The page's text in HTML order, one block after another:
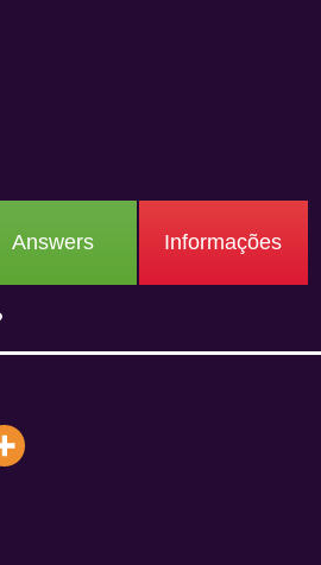
Answers Informações